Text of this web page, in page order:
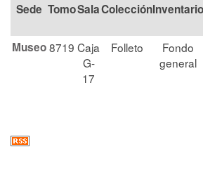
TomoSalaColección
Museo8719 Caja
G-
17
Folleto
Fondo
general